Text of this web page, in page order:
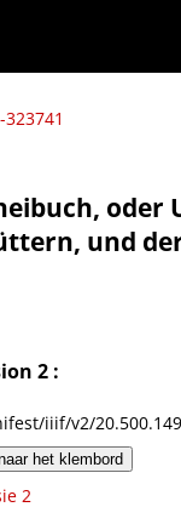
oder
und
2 :
iiif/v2/
het klembord
2